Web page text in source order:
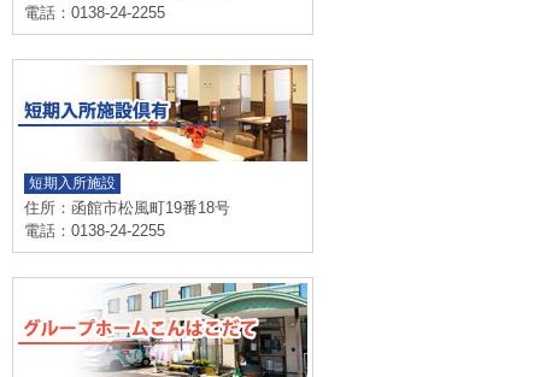
電話：0138-24-2255
短期入所施設
住所：函館市松風町19番18号
電話：0138-24-2255